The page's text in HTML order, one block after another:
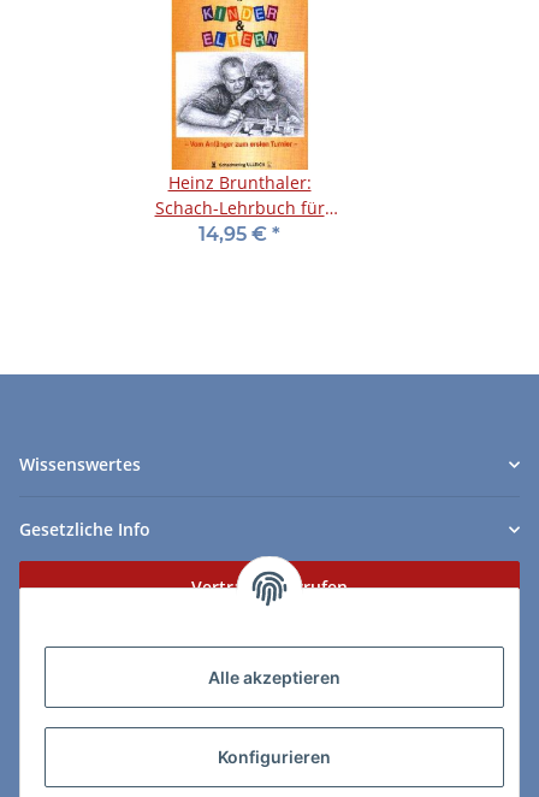
Alle akzeptieren
Konfigurieren
Heinz Brunthaler:
Schach-Lehrbuch für
Kinder & Eltern
14,95 € *
Wissenswertes
Gesetzliche Info
Vertrag widerrufen